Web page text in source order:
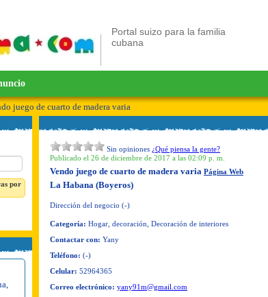
Portal suizo para la familia
cubana
juego de cuarto de madera varia
por
Sin opiniones ¿Qué piensa la gente?
Publicado el 26 de diciembre de 2017 a las 02:09 p. m.
Vendo juego de cuarto de madera varia Página Web
La Habana (Boyeros)
Dirección del negocio (-)
Categoría: Hogar, decoración, Decoración de interiores
Contactar con: Yany
Teléfono: (-)
Celular: 52964365
Correo electrónico: yany91m@gmail.com